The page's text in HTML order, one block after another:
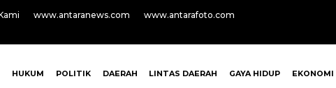
www.antaranews.com
www.antarafoto.com
HUKUM POLITIK DAERAH LINTAS DAERAH GAYA HIDUP EKONOMI